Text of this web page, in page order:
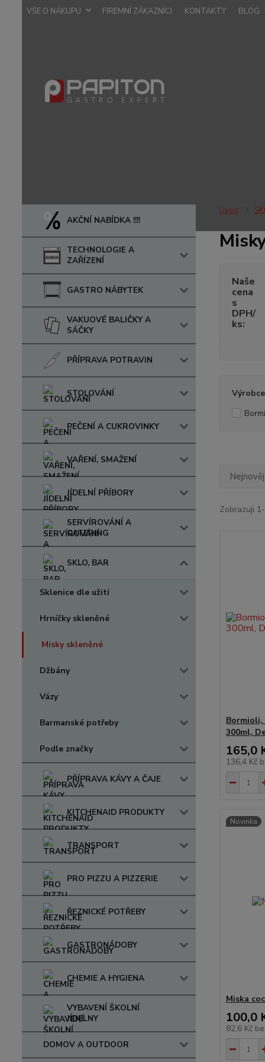
VŠE O NÁKUPU FIREMNÍ ZÁKAZNÍCI KONTAKTY BLOG
AKČNÍ NABÍDKA !!!!
TECHNOLOGIE A
ZAŘÍZENÍ
GASTRO NÁBYTEK
VAKUOVÉ BALIČKY A
SÁČKY
PŘÍPRAVA POTRAVIN
STOLOVÁNÍ
PEČENÍ A CUKROVINKY
VAŘENÍ, SMAŽENÍ
JÍDELNÍ PŘÍBORY
SERVÍROVÁNÍ A
CATERING
SKLO, BAR
Sklenice dle užití
Hrníčky skleněné
Misky skleněné
Džbány
Vázy
Barmanské potřeby
Podle značky
PŘÍPRAVA KÁVY A ČAJE
KITCHENAID PRODUKTY
TRANSPORT
PRO PIZZU A PIZZERIE
ŘEZNICKÉ POTŘEBY
GASTRONÁDOBY
CHEMIE A HYGIENA
VYBAVENÍ ŠKOLNÍ
JÍDELNY
DOMOV A OUTDOOR
Úvod
Naše
cena
s
DPH/
ks:
Výrobce
Zobrazuji
Bormioli,
300ml,
165,0
136,4 Kč
Novinka
Miska
100,0
82,6 Kč